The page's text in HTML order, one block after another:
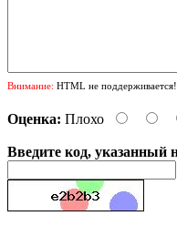
Внимание: HTML не
Оценка: Плохо
Введите код, указанный